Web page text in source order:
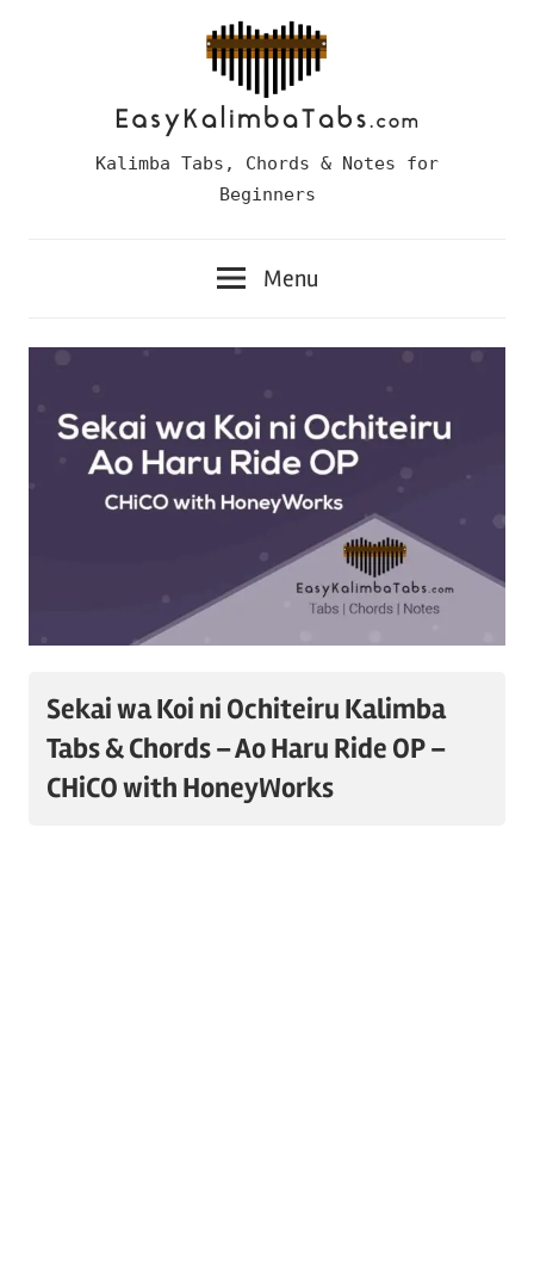
EasyKalimba Tabs, Chords & Notes for
Beginners
Menu
Sekai wa Koi ni Ochiteiru Kalimba
Tabs & Chords – Ao Haru Ride OP –
CHiCO with HoneyWorks